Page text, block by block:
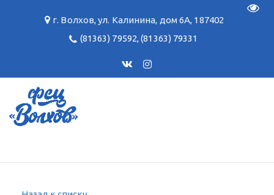
г. Волхов,ул. Калинина, дом 6А, 187402
(81363) 79592,(81363) 79331